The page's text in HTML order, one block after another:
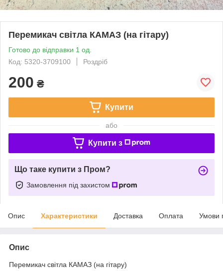
Перемикач світла КАМАЗ (на гітару)
Готово до відправки 1 од.
Код: 5320-3709100
Роздріб
200 ₴
Купити
або
Купити з
Що таке купити з Пром?
Замовлення під захистом
Опис Характеристики Доставка Оплата Умови
Опис
Перемикач світла КАМАЗ (на гітару)